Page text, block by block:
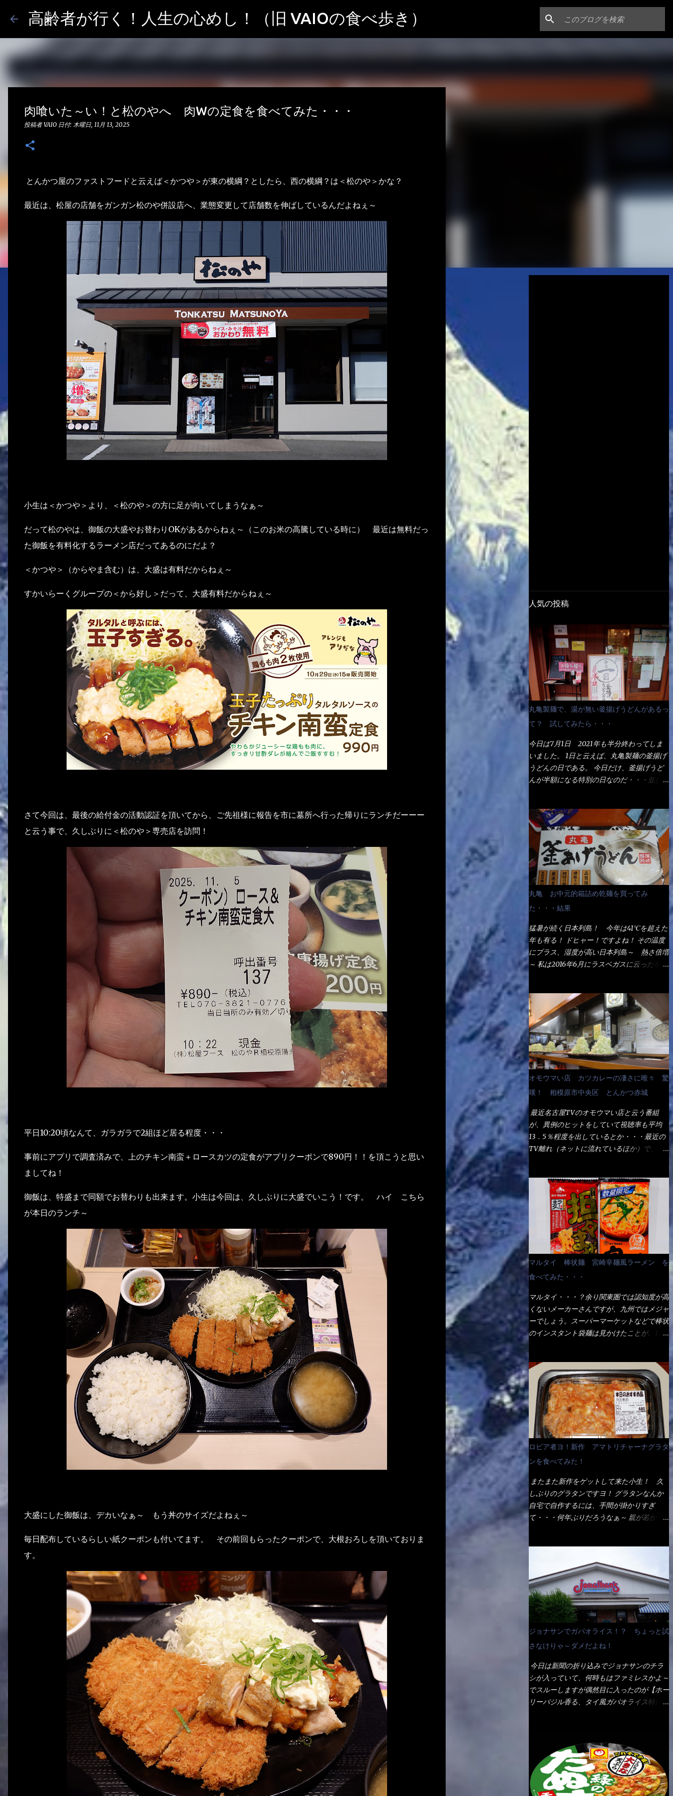
スキップしてメイン コンテンツに移動
高齢者が行く！人生の心めし！（旧 VAIOの食べ歩き）
肉喰いた～い！と松のやへ 肉Wの定食を食べてみた・・・
投稿者VAIO 日付: 木曜日, 11月 13, 2025
とんかつ屋のファストフードと云えば＜かつや＞が東の横綱？としたら、西の横綱？は＜松のや＞かな？
最近は、松屋の店舗をガンガン松のや併設店へ、業態変更して店舗数を伸ばしているんだよねぇ～
小生は＜かつや＞より、＜松のや＞の方に足が向いてしまうなぁ～
だって松のやは、御飯の大盛やお替わりOKがあるからねぇ～（このお米の高騰している時に） 最近は無料だっ
た御飯を有料化するラーメン店だってあるのにだよ？
＜かつや＞（からやま含む）は、大盛は有料だからねぇ～
すかいらーくグループの＜から好し＞だって、大盛有料だからねぇ～
さて今回は、最後の給付金の活動認証を頂いてから、ご先祖様に報告を市に墓所へ行った帰りにランチだーーー
と云う事で、久しぶりに＜松のや＞専売店を訪問！
平日10:20頃なんて、ガラガラで2組ほど居る程度・・・
事前にアプリで調査済みで、上のチキン南蛮＋ロースカツの定食がアプリクーポンで890円！！を頂こうと思い
ましてね！
御飯は、特盛まで同額でお替わりも出来ます。小生は今回は、久しぶりに大盛でいこう！です。 ハイ こちら
が本日のランチ～
大盛にした御飯は、デカいなぁ～ もう丼のサイズだよねぇ～
毎日配布しているらしい紙クーポンも付いてます。 その前回もらったクーポンで、大根おろしを頂いておりま
す。
人気の投稿
丸亀製麺で、湯が無い釜揚げうどんがあるっ
て？ 試してみたら・・・
今日は7月1日 2021年も半分終わってしま
いました。 1日と云えば、丸亀製麺の釜揚げ
うどんの日である。 今日だけ、釜揚げうど
んが半額になる特別の日なのだ・・・並盛
いことが2つある！ 1つめは釜揚げうどんの
湯が無い注文が通るか？ 釜揚げうどんは、
木の桶に茹で湯と共に＜うどん＞が泳いでる
～ でもコレって食べきるまで湯に浸かって
いるわけで、最初と最後では麺の固さという
かコシが違う！ だったら湯なんか要らない
じゃん！ 茹で上げ直後の麺だけいいよ！と
なるでしょう。 事前にググって調べたら、
やっぱり＜湯無し＞注文は、裏注文方法とし
てあるらしい。 それと店員によっては、理
解出来ない者も居るらしい云う事。 そこで
ランチ混雑前に、行くのが店への配慮でもあ
る。 11:20 店内に入り・・・『釜揚げうど
し？』（これだ全く理解していないな） す
ると茹で方の若い女性店員が『いい！い
い！！』とオッサンを向こうへやった。 で
サッサと、木桶を用意してうどんだけ入れて
出して来ました。 な～るほど、この事
か・・・ で今日の2021年後半1回目のサラメ
シです。 見事に木桶には湯が入っていな
い、UDONだけです。 しかし、この木桶デ
カイなぁ～ 試したいこと残りの1つが＜得＞
大しか食べていないからね、得がどれくらい
の満腹度になるのか？ この得サイズの木桶
は、銭湯で使う洗い桶サイズだなぁ～ この
木桶サイズに、満々と湯が注がれていたら食
これなら茹で上がった直後のままで、食べ進
められるじゃないか！ 別皿で、葱と天かす
を満タンに用意して、山葵も2つ。 それに湯
が無い利点として、汁が薄まらない！ これ
だよ、これ！！ 湯があると、うどんと共に
汁の方へ湯までも入ってしまう。つまりラー
メンの麺にスープが絡む現象ですな。 結
局、伸びずに汁も薄らむこともなく・・最後
の方で＜だし汁＞を少し追加しました。 腹
収まったし満足達成度100％ 苦しいと云う事
も無いな！ まだ鶏天1個位は入りそうだ
ね。 と云う事で、今回＜釜揚げうどんの湯
無し＞を試したら、確...
丸亀 お中元的箱詰め乾麺を買ってみ
た・・・結果
猛暑が続く日本列島！ 今年は41℃を超えた
年も有る！ ドヒャー！ですよね！ その温度
にプラス、湿度が高い日本列島～ 熱さ倍増
～ 私は2016年6月にラスベガスに云った事が
無いね） 処で今日は何だ！？これです。 丸
亀 釜あげうどん！ 日本には、お中元とお
歳暮という古来からの風習がある。 お中元
は、丁度お盆の夏場に日頃お世話になってい
る方への＜ご挨拶＞としての贈り物の習慣で
す。 今では、大分廃れてしまっているか
と・・・小生もお中元やお歳暮など送った事
は無い！（キッパリ） まぁ～この慣習が残
っているのは、官公庁や超大手企業戦士（昇
進目的）などの世界でしょう。 要は、ゴマ
スリ・・・てな感じかな。 丸亀製麺と云え
ば、大阪誕生→全国区（北海道と沖縄は？）
へ広がった、讃岐饂飩チェーン店大手といっ
舗に寄って違う！と云う人も居るらしい・・
そんな大手讃岐饂飩チェーン店と関係がある
のか？ 箱詰め乾麺！ このパッケージから
すれば、間違いなく贈答用目的でしょう。
そんな贈答用箱詰め饂飩・・・またもやメガ
ドンキで発見し購入！ 中身は、この様な状
態です。 乾麺の束が6束／一パックになって
おり、それが3袋入りです。 18束入りという
わけですね！900ｇの容量となり、1束／50
Amazonで1280円と云った感じです。 で私
は幾らで、メガドンキでゲットしたかって？
それは非常に言いづらい・・・色々と各方面
へ忖度して、激安だったとだけ申し上げまし
ほど茹で上げた状態です。 当家には、高齢
者がいるので少し柔らかく・・・ 茹で上が
った饂飩は、お店の饂飩に比べ＜細い＞で
す。 どちらかと云えば、稲庭饂飩的な太さ
ですね。 さてこれを、どの様に食べるか？
長葱無かったので、玉葱を刻んで八王子ラー
メン風月見つけうどん！ 冷やし釜あげうど
ん～です。 ラーメン丼に、冷水を軽く張っ
て饂飩を盛り付け、お椀に昆布出汁つゆと長
した。 良いじゃないか～...
オモウマい店 カツカレーの凄さに唯々 驚
嘆！ 相模原市中央区 とんかつ赤城
最近名古屋TVのオモウマい店と云う番組
が、異例のヒットをしていて視聴率も平均
13．5％程度を出しているとか・・・最近の
TV離れ（ネットに流れているほか）で、こ
あった！ とんかつ赤城！ 老齢の女性がメ
インで調理場を仕切、老齢の男性が脇をサポ
ートし最近は若い女性がオーダーや片付けを
担当している。 まずはこれを見て欲しい！
カウンターに置かれた＜お皿＞である。 直
ぐに気づいたでしょう！ 何かキャベツが山
じゃないか！？ ハイ、山です。 これが標
準なのです。 普通のとんかつ屋のキャベツ
と比べたら、10人前ほどあるか？ 値段的に
は、メイン（主流は1,000超）＋定食セット
350円程と値段的には、それ程では安い訳で
も無いが、客足が絶えない人気店である。
そんなメニューのなかで、リーズナブルで頂
が・・・今も変わらないと思うけど・・・
これが出てくると、カウンター中からOH～
と声が飛ぶ！ 写真は、キャベツ少なめでお
願いしています。 皿のサイズは、直径30cm
ほどあります。 そこにドカ盛のキャベツと
御飯にカレーがかかっています。 カレーは
辛く無く、食べやすいタイプです。 それじ
ゃ～カツは、ハムカツ程度の薄さだろう？と
思われるかもしれないが・・・違う！ チャ
も揚げたての熱々です。 これを難なく完食
出来なければ、漢では無い！と云っても過言
ではないだろう。 この他も、兎に角ボリュ
ーム満点で＜薄カツ＞と呼ばれるメニュー
が薄いから、2枚乗せにしたらしいけ
マルタイ 棒状麺 宮崎辛麺風ラーメン を
食べてみた・・・
マルタイ・・・？余り関東圏では認知度が高
くないメーカーさんですが、九州ではメジャ
ーでしょう。スーパーマーケットなどで棒状
のインスタント袋麺は見かけたことが、1度
になった乾麺が普通でしょう。マルタイでは
＜棒状＞なのです。 素麺や日本蕎麦などの
乾麺と一緒ですね！ そんなマルタイ棒状ラ
ーメンを、OKストアで見かけ思わず手に取
って買い物篭へ 坦々まぜそばと＜数量限定
＞宮崎辛麺風ラーメン オーッといきなり私
の胃袋をグサッと・・・・ 棒状インスタン
トラーメンのデビューが決まりました。
か・ら・め・ん・辛麺！ 宮崎辛麺はチャル
メラや日清からも出されている、辛口のラー
メンじゃん！！ 酸っぱくしたら、酸辣湯
麺？なんてね。 よし今日のサラメシは、宮
崎辛麺にしよう！ それではまず袋を開ける
ない姿・・・何だかチョッと高級感的
な・・・だって透明なトレイに並んだ棒状麺
なんて見慣れないからねぇ～（コストがかか
る） 袋の裏側を見ると、韮とか卵の用意を
勧めている。 それなばらと冷蔵庫にあっ
た、黒豆モヤシ・韮・生卵を用意しました。
まず鍋1で湯を沸かし、麺を茹でる！ 小鍋
で別に湯を沸かし卵を溶きながら投入～ 次
にモヤシを入れて、粉末スープを投入！！
上がったら、丼へ入れてから小鍋のスープを
丼の中へ 最後に小鍋の具を上にかけ、韮の
葉の部分をドサッと乗せて調味油を入れて完
成です。 どうでしょう？ 見た目 Goodデ
イ・ノンスチーム製法で仕上げた、生めんに
近い風味のストレートめんです。 豚の旨味
に数種類の唐辛子、ニンニクを加えた辛さと
コクが凝縮された醤油ベースのスープです。
調味油に赤ラー油とごま油を使用することに
ロピア者ヨ！新作 アマトリチャーナグラタ
ンを食べてみた！
またまた新作をゲットして来た小生！ 久
しぶりのグラタンですヨ！ グラタンなんか
自宅で自作するには、手間が掛かりすぎ
て・・・何年ぶりだろうなぁ～ 親が若かり
らしいですよ！ 何処からの情報？ ウィキ
ペディアから・・・そうだろうな～笑 電子
レンジで弱めのワット（小生は500Wで3分
程度）温めてテーブルへ これ店舗の調理場
で、製造しているけど考えるに大き目のオー
ブン皿で焼いて、大凡の目安で小分けにして
いるようで、パックをよーく見たら表面のチ
ーズの乗り具合に結構な差が出ていた・・・
チーズに焦げ目が付いているのを、しっかり
確認し買うことをオススメします。（取り分
け量にも若干有り差がでてるだろう） 早速
タバスコを振りかけて食べてみると・・・結
使ってみたら、これが凄くうまくすくえるん
だよねぇ～（このスプーン当たりだね） 今
回新作のグラタンを頂きましたが、まずまず
の美味しさとダイソーのカレースプーンの。
すくい上げ力の良さを再度認識できました。
ジョナサンでガパオライス！？ ちょっと試
さなけりゃ～ダメだよね！
今日は新聞の折り込みでジョナサンのチラ
シが入っていて、何時もはファミレスかよ～
でスルーしますが偶然目に入ったのが【ホー
リーバジル香る、タイ風ガパオライス特得ク
て・・・今日じゃん！！ そこで近くのお店
へ・・・・ モーニング以外の通常メニュー
は、10:30以降に提供されるので10:40頃に店
内へ 私は基本的、どの店に行っても同じメ